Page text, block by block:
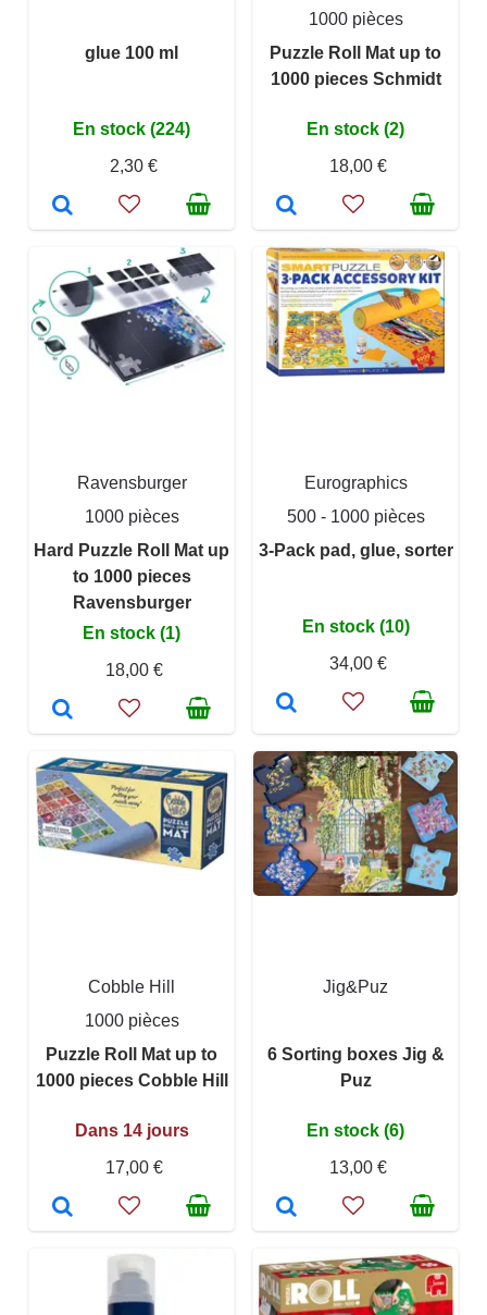
glue 100 ml
En stock (224)
2,30 €
1000 pièces
Puzzle Roll Mat up to
1000 pieces Schmidt
En stock (2)
18,00 €
Ravensburger
1000 pièces
Hard Puzzle Roll Mat up
to 1000 pieces
Ravensburger
En stock (1)
18,00 €
Eurographics
500 - 1000 pièces
3-Pack pad, glue, sorter
En stock (10)
34,00 €
Cobble Hill
1000 pièces
Puzzle Roll Mat up to
1000 pieces Cobble Hill
Dans 14 jours
17,00 €
Jig&Puz
6 Sorting boxes Jig &
Puz
En stock (6)
13,00 €